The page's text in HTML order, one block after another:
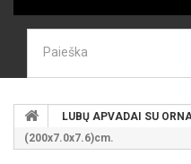
LUBŲ APVADAI SU
(200x7.0x7.6)cm.